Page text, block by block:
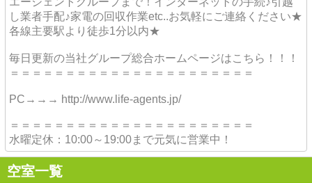
し業者手配♪家電の回収作業etc..お気軽にご連絡ください★
各線主要駅より徒歩1分以内★
毎日更新の当社グループ総合ホームページはこちら！！！
＝＝＝＝＝＝＝＝＝＝＝＝＝＝＝＝＝＝＝＝＝＝
PC→→→ http://www.life-agents.jp/
＝＝＝＝＝＝＝＝＝＝＝＝＝＝＝＝＝＝＝＝＝＝
水曜定休：10:00～19:00まで元気に営業中！
空室一覧